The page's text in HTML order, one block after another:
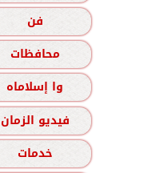
فن
محافظات
وا إسلاماه
فيديو الزمان
خدمات